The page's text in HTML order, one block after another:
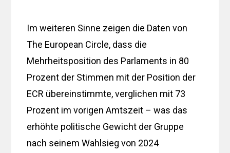
Im weiteren Sinne zeigen die Daten von
The European Circle, dass die
Mehrheitsposition des Parlaments in 80
Prozent der Stimmen mit der Position der
ECR übereinstimmte, verglichen mit 73
Prozent im vorigen Amtszeit – was das
erhöhte politische Gewicht der Gruppe
nach seinem Wahlsieg von 2024